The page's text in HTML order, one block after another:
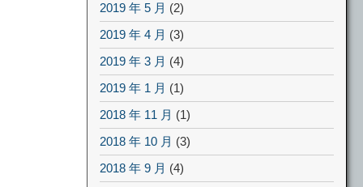
2019 年 5 月 (2)
2019 年 4 月 (3)
2019 年 3 月 (4)
2019 年 1 月 (1)
2018 年 11 月 (1)
2018 年 10 月 (3)
2018 年 9 月 (4)